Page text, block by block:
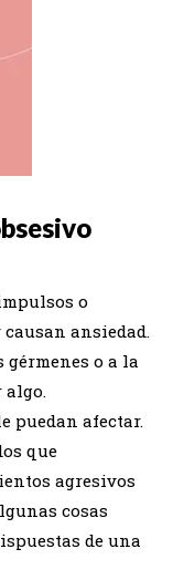
o
ansiedad.
o a la
puedan afectar.
que
agresivos
cosas
de una